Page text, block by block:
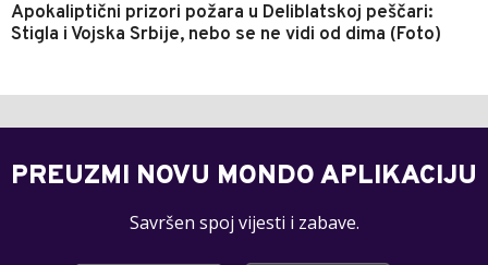
Apokaliptični prizori požara u Deliblatskoj peščari:
Stigla i Vojska Srbije, nebo se ne vidi od dima (Foto)
PREUZMI NOVU MONDO APLIKACIJU
Savršen spoj vijesti i zabave.